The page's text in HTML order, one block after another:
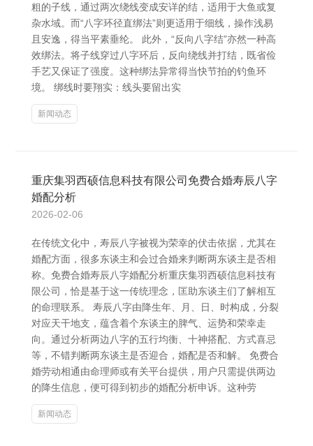
粗的子线，通过两次绕线变成安详的结，适用于大鱼或复
杂水域。而“八字环径直绑法”则更适用于细线，操作浅易
且安逸，得当平素垂纶。 此外，“反向八字结”亦然一种高
效绑法。将子线穿过八字环后，反向绕线并打结，既省俭
手艺又保证了强度。这种绑法异常得当快节拍的钓鱼环
境。 绑线时要翔实：线头要留出实
新闻动态
重庆集羽西硕信息科技有限公司免费合婚寿辰八字
婚配分析
2026-02-06
在传统文化中，寿辰八字被视为荣幸的伏击依据，尤其在
婚配方面，很多东谈主和会过合婚来判断两东谈主是否相
称。免费合婚寿辰八字婚配分析重庆集羽西硕信息科技有
限公司，恰是基于这一传统理念，匡助东谈主们了解相互
的命理联系。 寿辰八字由降生年、月、日、时构成，分裂
对应天干地支，蕴含着个东谈主的脾气、运势和荣幸走
向。通过分析两边八字的五行均衡、十神搭配、方式喜忌
等，不错判断两东谈主是否迎合，婚配是否和解。 免费合
婚劳动相通由命理师或有关平台提供，用户只需提供两边
的降生信息，便可得到初步的婚配分析申诉。这种劳
新闻动态